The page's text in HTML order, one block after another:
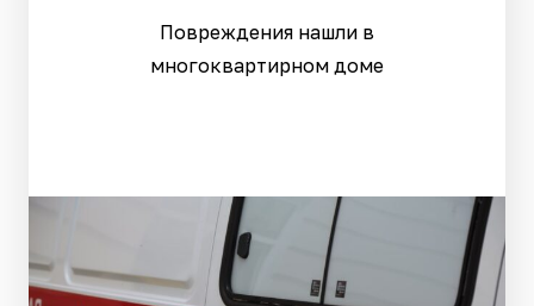
Повреждения нашли в
многоквартирном доме